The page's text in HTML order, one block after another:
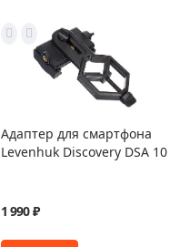
Адаптер для смартфона
Levenhuk Discovery DSA 10
1 990 ₽